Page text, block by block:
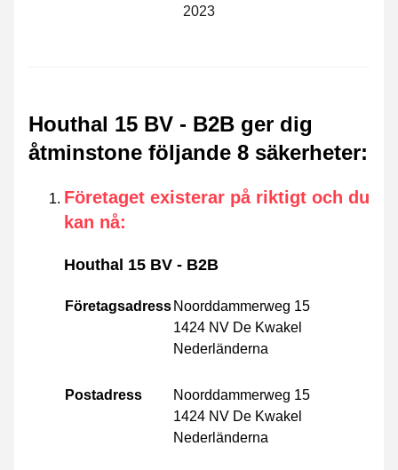
2023
Houthal 15 BV - B2B ger dig
åtminstone följande 8 säkerheter:
Företaget existerar på riktigt och du
kan nå:
Houthal 15 BV - B2B
Företagsadress Noorddammerweg 15
1424 NV De Kwakel
Nederländerna
Postadress
Noorddammerweg 15
1424 NV De Kwakel
Nederländerna